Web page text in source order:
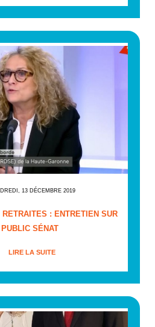
13 DÉCEMBRE 2019
RETRAITES : ENTRETIEN SUR
PUBLIC SÉNAT
LIRE LA SUITE